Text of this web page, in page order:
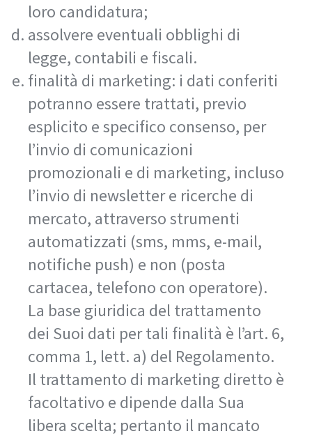
loro candidatura;
assolvere eventuali obblighi di
legge, contabili e fiscali.
finalità di marketing: i dati conferiti
potranno essere trattati, previo
esplicito e specifico consenso, per
l’invio di comunicazioni
promozionali e di marketing, incluso
l’invio di newsletter e ricerche di
mercato, attraverso strumenti
automatizzati (sms, mms, e-mail,
notifiche push) e non (posta
cartacea, telefono con operatore).
La base giuridica del trattamento
dei Suoi dati per tali finalità è l’art. 6,
comma 1, lett. a) del Regolamento.
Il trattamento di marketing diretto è
facoltativo e dipende dalla Sua
libera scelta; pertanto il mancato